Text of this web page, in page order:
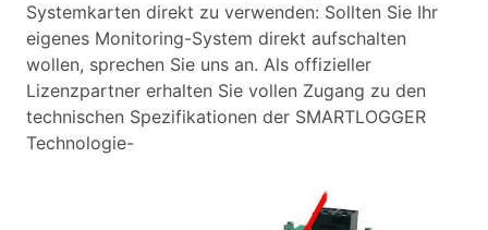
Systemkarten direkt zu verwenden: Sollten Sie Ihr
eigenes Monitoring-System direkt aufschalten
wollen, sprechen Sie uns an. Als offizieller
Lizenzpartner erhalten Sie vollen Zugang zu den
technischen Spezifikationen der SMARTLOGGER
Technologie-